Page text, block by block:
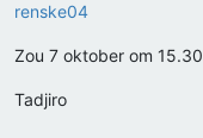
renske04
Zou 7 oktober om
Tadjiro